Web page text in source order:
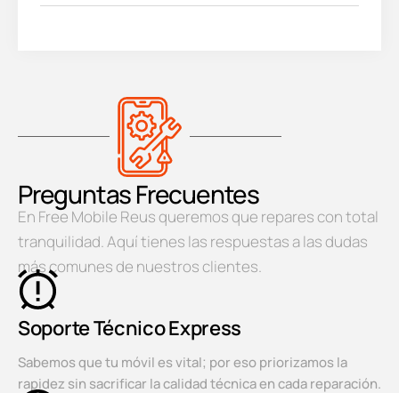
Preguntas Frecuentes
En Free Mobile Reus queremos que repares con total
tranquilidad. Aquí tienes las respuestas a las dudas
más comunes de nuestros clientes.
Soporte Técnico Express
Sabemos que tu móvil es vital; por eso priorizamos la
rapidez sin sacrificar la calidad técnica en cada reparación.